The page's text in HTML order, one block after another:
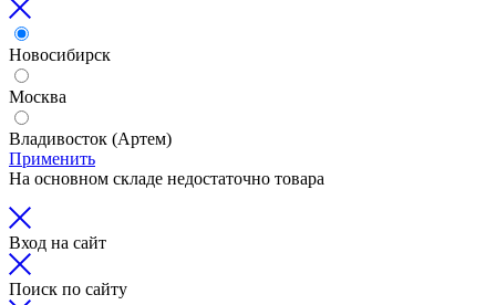
Новосибирск
Москва
Владивосток (Артем)
Применить
На основном складе недостаточно товара
Вход на сайт
Поиск по сайту